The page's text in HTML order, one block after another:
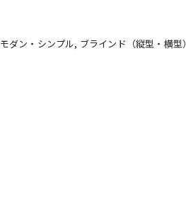
モダン・シンプル ブラインド（縦型・横型）